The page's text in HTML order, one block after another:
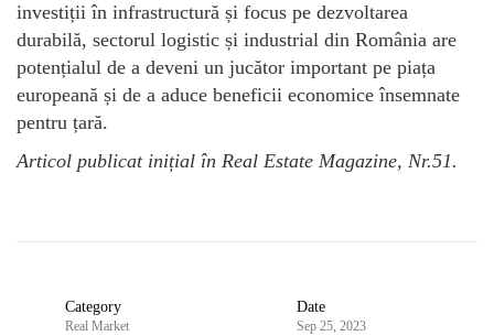
investiții în infrastructură și focus pe dezvoltarea
durabilă, sectorul logistic și industrial din România are
potențialul de a deveni un jucător important pe piața
europeană și de a aduce beneficii economice însemnate
pentru țară.
Articol publicat inițial în Real Estate Magazine, Nr.51.
Category
Real Market
Date
Sep 25, 2023